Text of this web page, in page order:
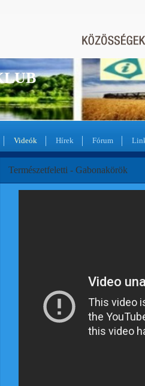
Videók Hírek Fórum
Természetfeletti - Gabonakörök